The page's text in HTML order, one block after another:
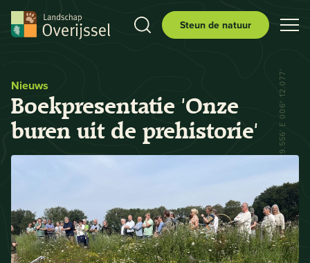
Steun de natuur
Nieuws
Boekpresentatie 'Onze
buren uit de prehistorie'
N 52° 29.556' E 006° 12.077'